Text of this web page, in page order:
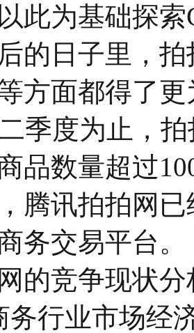
此为基础探
的日子里，
方面都得了
季度为止，
品数量超过
腾讯拍拍网
务交易平台。
的竞争现状分
务行业市场经